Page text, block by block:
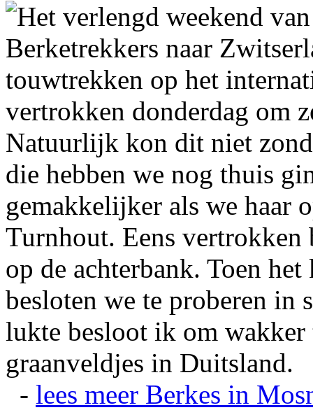
Het verlengd weekend
Berketrekkers naar
touwtrekken op het
vertrokken donderdag om
Natuurlijk kon dit niet
die hebben we nog thuis
gemakkelijker als we haar
Turnhout. Eens vertrokken
op de achterbank. Toen
besloten we te proberen in
lukte besloot ik om
graanveldjes in Duitsland.
- lees meer Berkes in